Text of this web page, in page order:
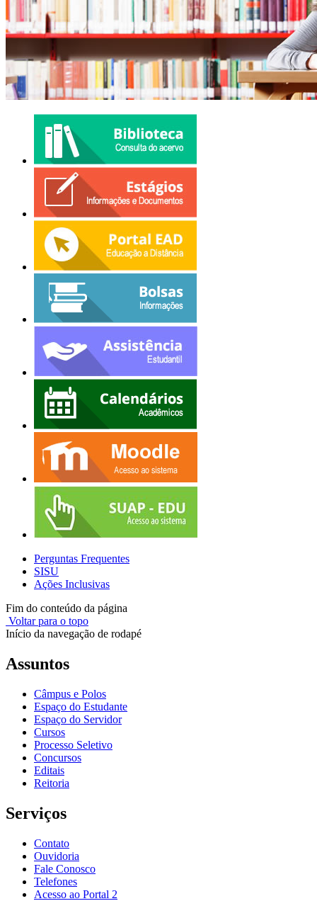
Perguntas Frequentes
SISU
Ações Inclusivas
Fim do conteúdo da página
Voltar para o topo
Início da navegação de rodapé
Assuntos
Câmpus e Polos
Espaço do Estudante
Espaço do Servidor
Cursos
Processo Seletivo
Concursos
Editais
Reitoria
Serviços
Contato
Ouvidoria
Fale Conosco
Telefones
Acesso ao Portal 2